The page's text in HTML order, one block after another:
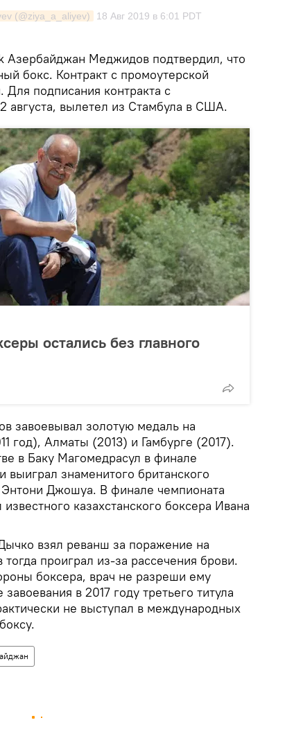
(@ziya_a_aliyev) 18 Авг 2019 в 6:01 PDT
Азербайджан Меджидов подтвердил, что
бокс. Контракт с промоутерской
подписания контракта с
августа, вылетел из Стамбула в США.
остались без главного
завоевывал золотую медаль на
год), Алматы (2013) и Гамбурге (2017).
в Баку Магомедрасул в финале
выиграл знаменитого британского
Джошуа. В финале чемпионата
казахстанского боксера Ивана
взял реванш за поражение на
проиграл из-за рассечения брови.
боксера, врач не разреши ему
в 2017 году третьего титула
не выступал в международных